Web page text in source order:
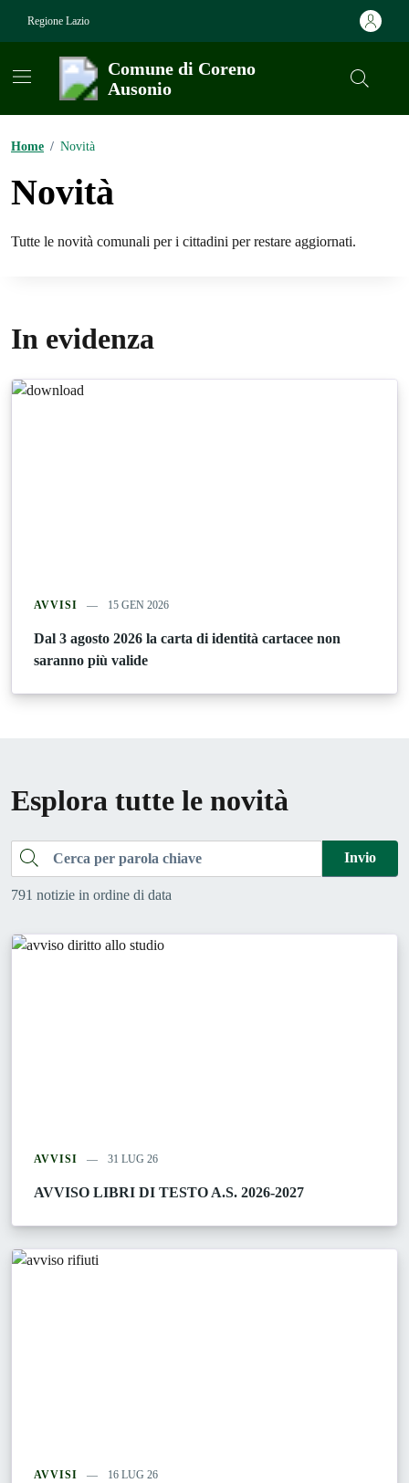
Regione Lazio
Comune di Coreno
Ausonio
Home / Novità
Novità
Tutte le novità comunali per i cittadini per restare aggiornati.
In evidenza
AVVISI 15 GEN 2026
Dal 3 agosto 2026 la carta di identità cartacee non
saranno più valide
Esplora tutte le novità
Cerca Invio
791 notizie in ordine di data
AVVISI 31 LUG 26
AVVISO LIBRI DI TESTO A.S. 2026-2027
AVVISI 16 LUG 26